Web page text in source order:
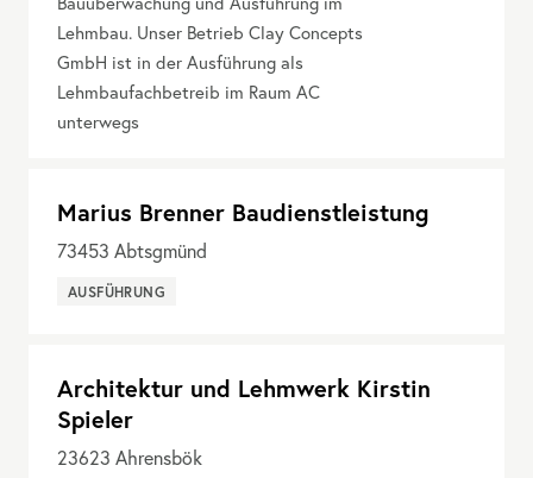
Lehmbau. Unser Betrieb Clay Concepts
GmbH ist in der Ausführung als
Lehmbaufachbetreib im Raum AC
unterwegs
Marius Brenner Baudienstleistung
73453 Abtsgmünd
AUSFÜHRUNG
Architektur und Lehmwerk Kirstin
Spieler
23623 Ahrensbök